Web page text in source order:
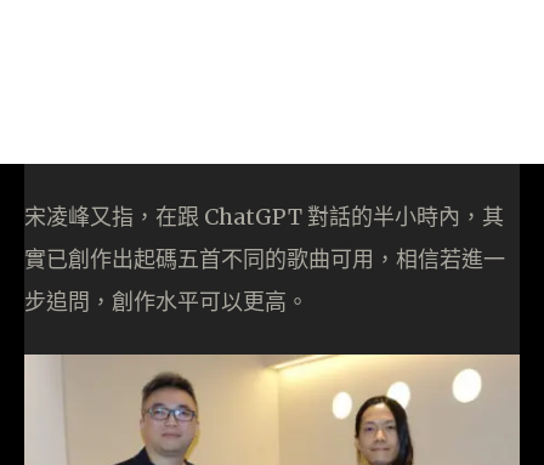
宋凌峰又指，在跟 ChatGPT 對話的半小時內，其
實已創作出起碼五首不同的歌曲可用，相信若進一
步追問，創作水平可以更高。